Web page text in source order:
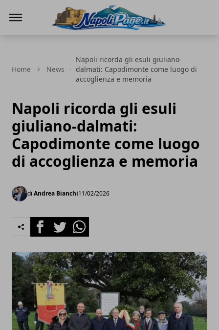
Home News
Napoli ricorda gli esuli giuliano-
dalmati: Capodimonte come luogo di
accoglienza e memoria
Napoli ricorda gli esuli
giuliano-dalmati:
Capodimonte come luogo
di accoglienza e memoria
di Andrea Bianchi11/02/2026
FacebookTwitterWhatsapp